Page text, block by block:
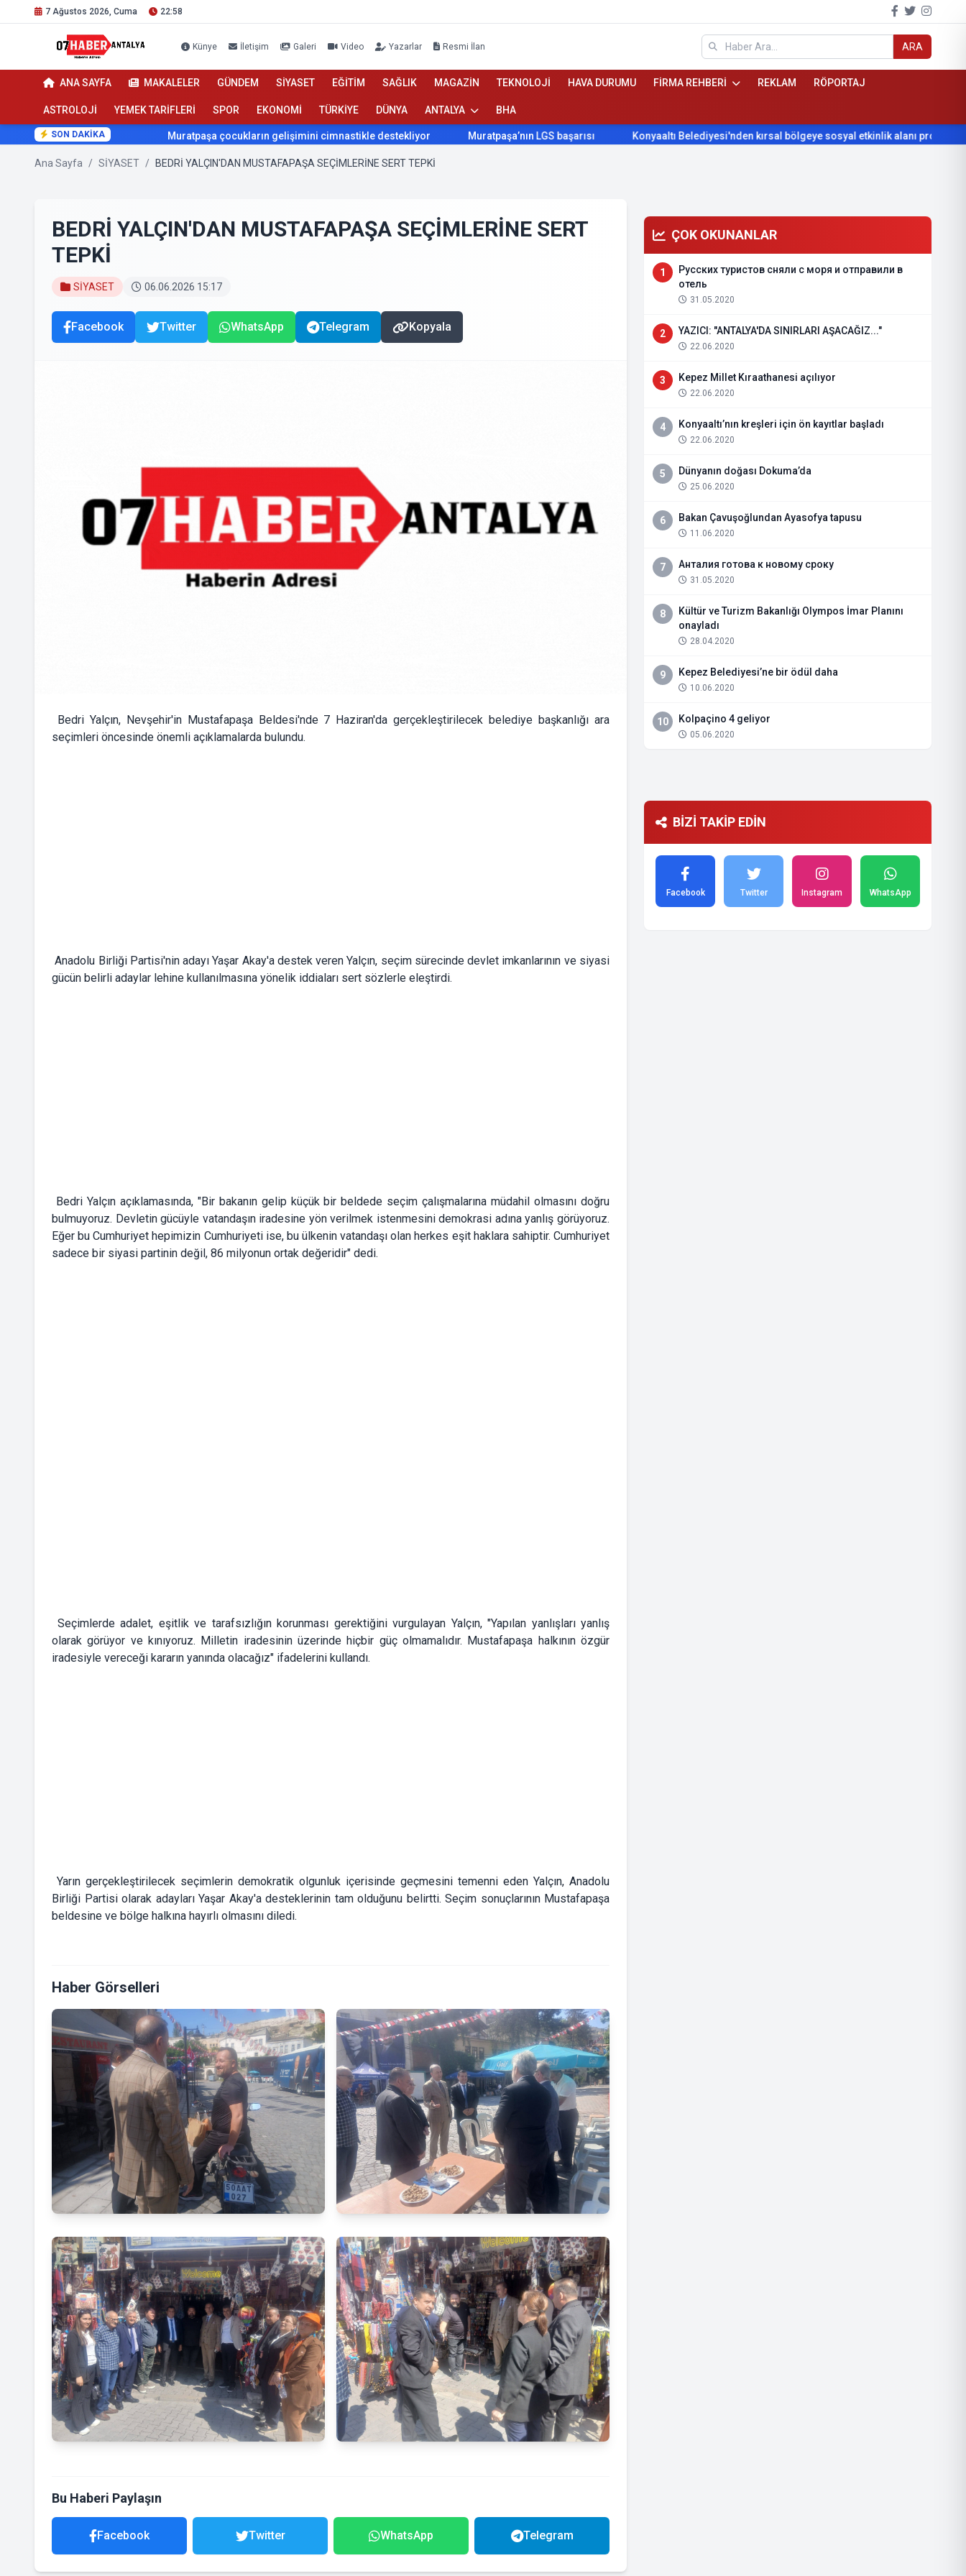
7 Ağustos 2026, Cuma 22:58
Künye İletişim Galeri Video Yazarlar Resmi İlan ARA
ANA SAYFA MAKALELER GÜNDEM SİYASET EĞİTİM SAĞLIK MAGAZİN TEKNOLOJİ HAVA DURUMU FİRMA REHBERİ REKLAM RÖPORTAJ
ASTROLOJİ YEMEK TARİFLERİ SPOR EKONOMİ TÜRKİYE DÜNYA ANTALYA BHA
SON DAKİKAMuratpaşa çocukların gelişimini cimnastikle destekliyor Muratpaşa’nın LGS başarısı Konyaaltı Belediyesi'nden kırsal bölgeye sosyal etkinlik alanı projesi
Ana Sayfa / SİYASET / BEDRİ YALÇIN'DAN MUSTAFAPAŞA SEÇİMLERİNE SERT TEPKİ
BEDRİ YALÇIN'DAN MUSTAFAPAŞA SEÇİMLERİNE SERT
TEPKİ
SİYASET 06.06.2026 15:17
Facebook Twitter WhatsApp Telegram Kopyala
Bedri Yalçın, Nevşehir'in Mustafapaşa Beldesi'nde 7 Haziran'da gerçekleştirilecek belediye başkanlığı ara
seçimleri öncesinde önemli açıklamalarda bulundu.
Anadolu Birliği Partisi'nin adayı Yaşar Akay'a destek veren Yalçın, seçim sürecinde devlet imkanlarının ve siyasi
gücün belirli adaylar lehine kullanılmasına yönelik iddiaları sert sözlerle eleştirdi.
Bedri Yalçın açıklamasında, "Bir bakanın gelip küçük bir beldede seçim çalışmalarına müdahil olmasını doğru
bulmuyoruz. Devletin gücüyle vatandaşın iradesine yön verilmek istenmesini demokrasi adına yanlış görüyoruz.
Eğer bu Cumhuriyet hepimizin Cumhuriyeti ise, bu ülkenin vatandaşı olan herkes eşit haklara sahiptir. Cumhuriyet
sadece bir siyasi partinin değil, 86 milyonun ortak değeridir" dedi.
Seçimlerde adalet, eşitlik ve tarafsızlığın korunması gerektiğini vurgulayan Yalçın, "Yapılan yanlışları yanlış
olarak görüyor ve kınıyoruz. Milletin iradesinin üzerinde hiçbir güç olmamalıdır. Mustafapaşa halkının özgür
iradesiyle vereceği kararın yanında olacağız" ifadelerini kullandı.
Yarın gerçekleştirilecek seçimlerin demokratik olgunluk içerisinde geçmesini temenni eden Yalçın, Anadolu
Birliği Partisi olarak adayları Yaşar Akay'a desteklerinin tam olduğunu belirtti. Seçim sonuçlarının Mustafapaşa
beldesine ve bölge halkına hayırlı olmasını diledi.
Haber Görselleri
Bu Haberi Paylaşın
Facebook Twitter WhatsApp Telegram
ÇOK OKUNANLAR
1
Русских туристов сняли с моря и отправили в
отель
31.05.2020
2 YAZICI: "ANTALYA'DA SINIRLARI AŞACAĞIZ..."
22.06.2020
3 Kepez Millet Kıraathanesi açılıyor
22.06.2020
4 Konyaaltı’nın kreşleri için ön kayıtlar başladı
22.06.2020
5 Dünyanın doğası Dokuma’da
25.06.2020
6 Bakan Çavuşoğlundan Ayasofya tapusu
11.06.2020
7 Анталия готова к новому сроку
31.05.2020
8
Kültür ve Turizm Bakanlığı Olympos İmar Planını
onayladı
28.04.2020
9 Kepez Belediyesi’ne bir ödül daha
10.06.2020
10 Kolpaçino 4 geliyor
05.06.2020
BİZİ TAKİP EDİN
Facebook Twitter Instagram WhatsApp